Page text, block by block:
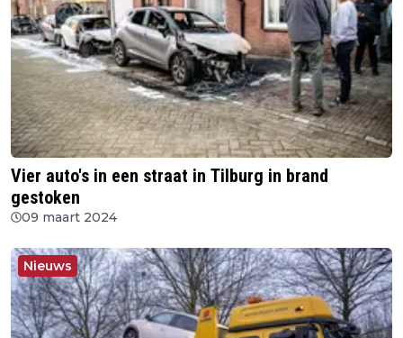
Vier auto's in een straat in Tilburg in brand
gestoken
09 maart 2024
Nieuws